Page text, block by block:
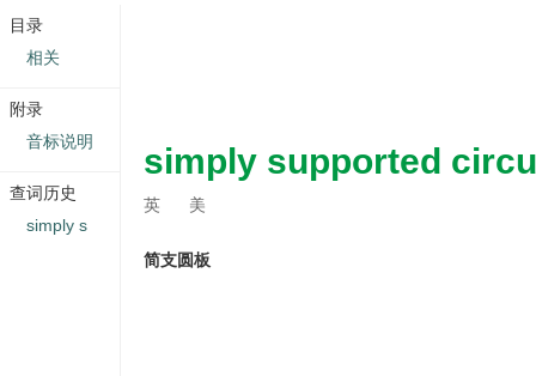
simply supported
英 美
简支圆板
目录
相关
附录
音标说明
查词历史
simply s